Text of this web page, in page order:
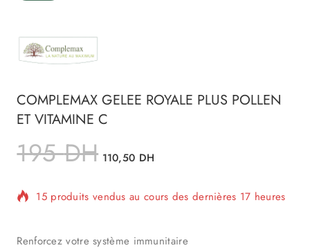
COMPLEMAX GELEE ROYALE PLUS POLLEN
ET VITAMINE C
195DH 110,50 DH
15 produits vendus au cours des dernières 17 heures
panier
Renforcez votre système immunitaire